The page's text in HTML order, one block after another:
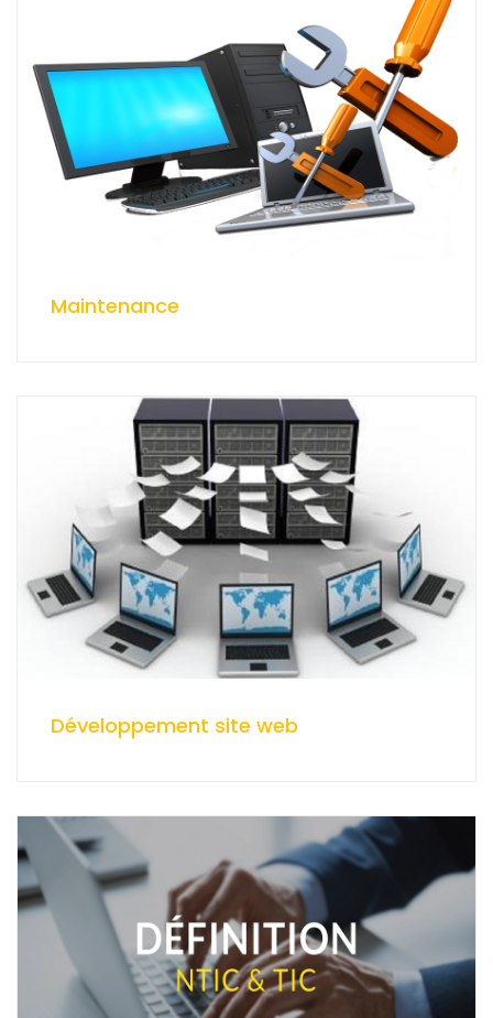
Maintenance
Développement site web